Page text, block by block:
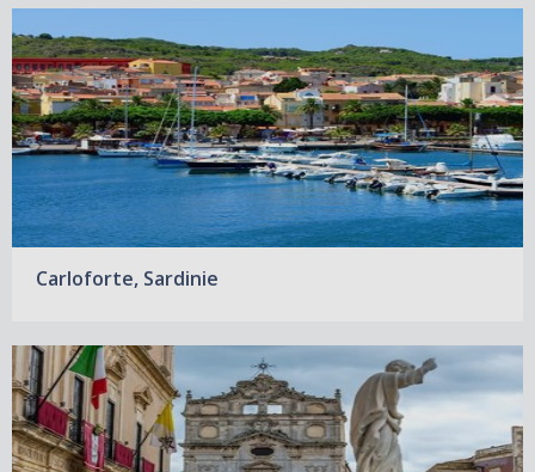
Carloforte, Sardinie